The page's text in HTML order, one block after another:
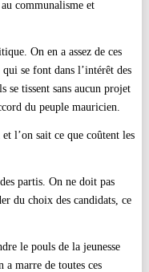
communalisme et
On en a assez de ces
se font dans l’intérêt des
se tissent sans aucun projet
du peuple mauricien.
l’on sait ce que coûtent les
partis. On ne doit pas
du choix des candidats, ce
le pouls de la jeunesse
marre de toutes ces